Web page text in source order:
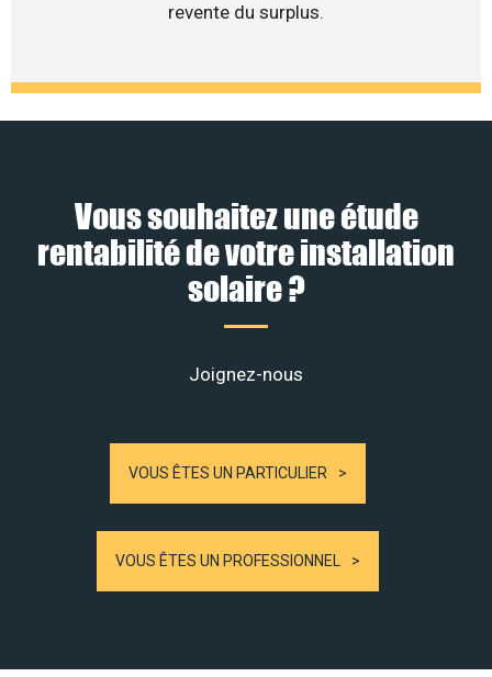
revente du surplus.
Vous souhaitez une étude
rentabilité de votre installation
solaire ?
Joignez-nous
VOUS ÊTES UN PARTICULIER
VOUS ÊTES UN PROFESSIONNEL